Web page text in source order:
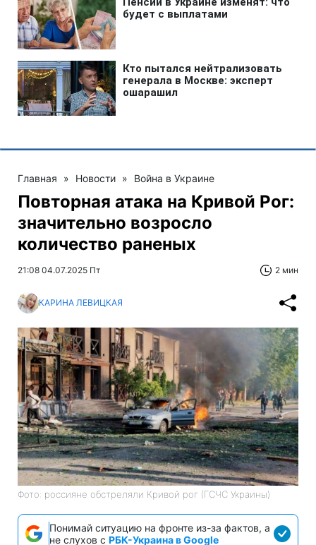
Главная » Новости » Война в Украине
Повторная атака на Кривой Рог:
значительно возросло
количество раненых
21:08 04.07.2025 Пт 2 мин
КАРИНА ЛЕВИЦКАЯ
Фото: россияне обстреляли Кривой рог (ГСЧС Украины)
Понимай ситуацию на фронте из-за фактов, а
не слухов с РБК-Украина в Google